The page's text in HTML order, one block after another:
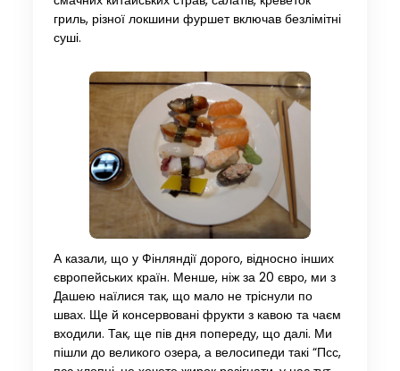
гриль, різної локшини фуршет включав безлімітні
суші.
А казали, що у Фінляндії дорого, відносно інших
європейських країн. Менше, ніж за 20 євро, ми з
Дашею наїлися так, що мало не тріснули по
швах. Ще й консервовані фрукти з кавою та чаєм
входили. Так, ще пів дня попереду, що далі. Ми
пішли до великого озера, а велосипеди такі “Псс,